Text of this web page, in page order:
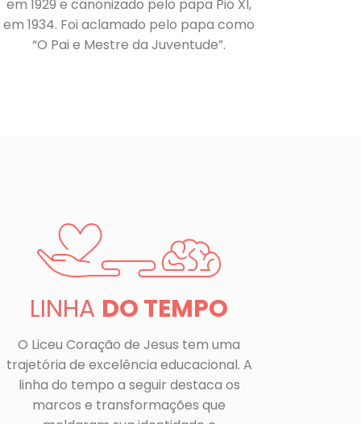
em 1929 e canonizado pelo papa Pio XI,
em 1934. Foi aclamado pelo papa como
“O Pai e Mestre da Juventude”.
LINHA DO TEMPO
O Liceu Coração de Jesus tem uma
trajetória de excelência educacional. A
linha do tempo a seguir destaca os
marcos e transformações que